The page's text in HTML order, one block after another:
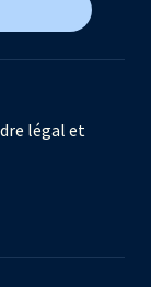
légal et